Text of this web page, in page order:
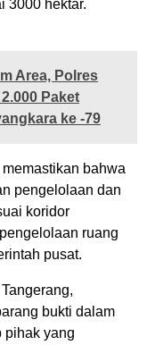
3000 hektar.
Area, Polres
Paket
ke -79
bahwa
pengelolaan dan
koridor
ruang
pusat.
bukti dalam
pihak yang